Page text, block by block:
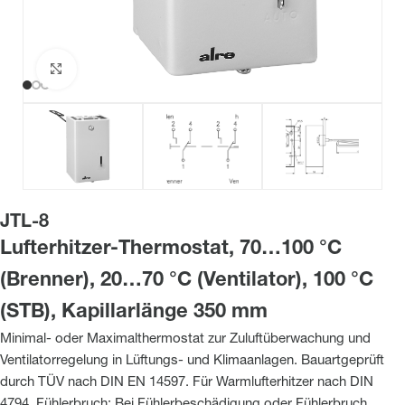
JTL-8
Lufterhitzer-Thermostat, 70…100 °C
(Brenner), 20…70 °C (Ventilator), 100 °C
(STB), Kapillarlänge 350 mm
Minimal- oder Maximalthermostat zur Zuluftüberwachung und
Ventilatorregelung in Lüftungs- und Klimaanlagen. Bauartgeprüft
durch TÜV nach DIN EN 14597. Für Warmlufterhitzer nach DIN
Zum Vergrößern klicken